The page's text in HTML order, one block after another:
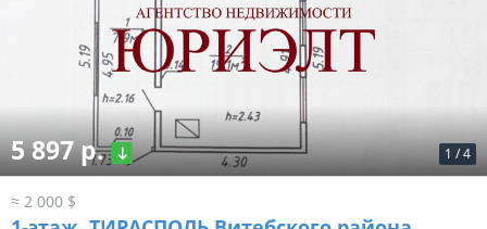
1 /4
5 897 р.
≈ 2 000 $